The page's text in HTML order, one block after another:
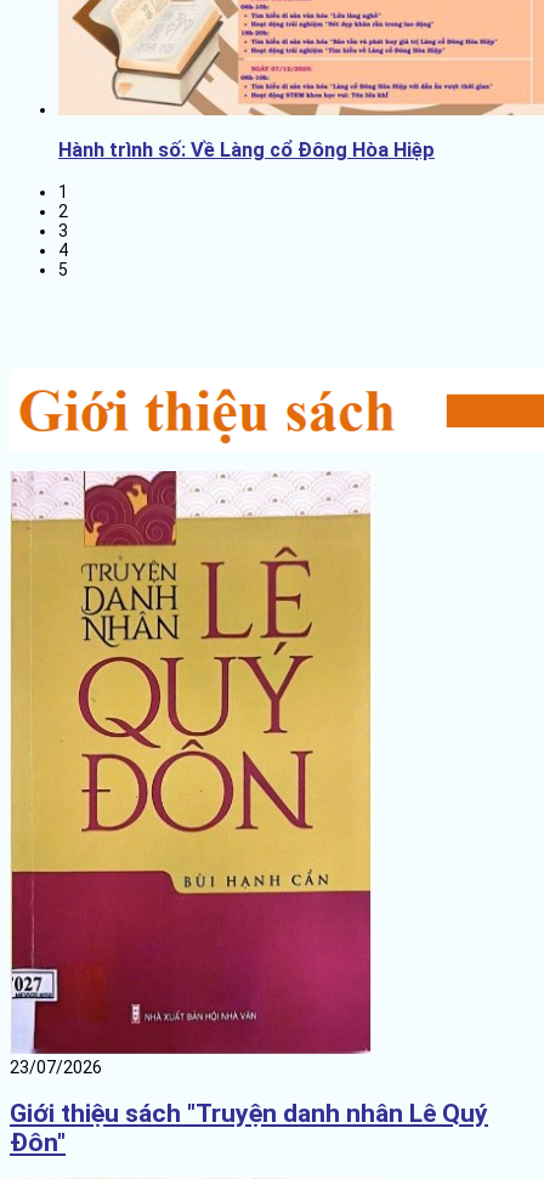
Hành trình số: Về Làng cổ Đông Hòa Hiệp
1
2
3
4
5
23/07/2026
Giới thiệu sách "Truyện danh nhân Lê Quý
Đôn"